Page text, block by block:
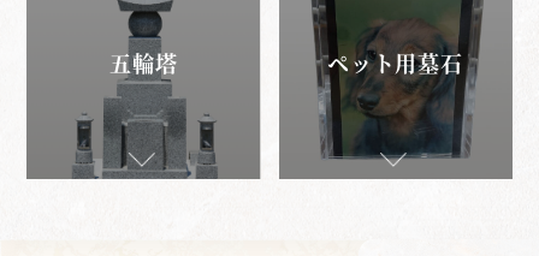
五輪塔 ペット用墓石